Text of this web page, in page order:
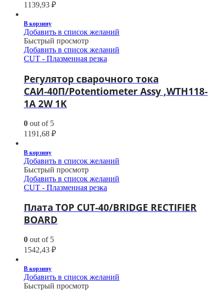
1139,93 ₽
В корзину
Добавить в список желаний
Быстрый просмотр
Добавить в список желаний
CUT - Плазменная резка
Регулятор сварочного тока
САИ-40П/Potentiometer Assy ,WTH118-
1A 2W 1K
0 out of 5
1191,68 ₽
В корзину
Добавить в список желаний
Быстрый просмотр
Добавить в список желаний
CUT - Плазменная резка
Плата TOP CUT-40/BRIDGE RECTIFIER
BOARD
0 out of 5
1542,43 ₽
В корзину
Добавить в список желаний
Быстрый просмотр